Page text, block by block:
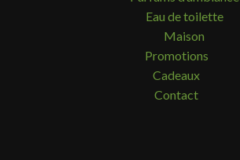
Eau de toilette
Maison
Promotions
Cadeaux
Contact